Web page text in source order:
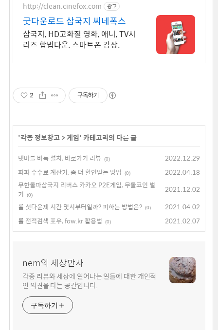
http://clean.cinefox.com 광고
굿다운로드 삼국지 씨네폭스
삼국지, HD고화질 영화, 애니, TV시
리즈 합법다운, 스마트폰 감상.
2 구독하기
'각종 정보창고>게임' 카테고리의 다른 글
넷마블 바둑 설치, 바로가기 리뷰 (0)
2022.12.29
피파 수수료 계산기, 좀 더 할인받는 방법
(0)
2022.04.18
무한돌파삼국지 리버스 카카오 P2E게임, 무돌코인 벌
기
(0)
2021.12.02
롤 셧다운제 시간 몇시부터일까? 피하는 방법은? (0)
2021.04.02
롤 전적검색 포우, fow.kr 활용법
(0) 2021.02.07
nem의 세상만사
각종 리뷰와 세상에 일어나는 일들에 대한 개인적
인 의견을 다는 공간입니다.
구독하기